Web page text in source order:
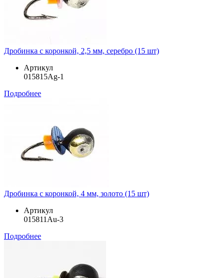
Дробинка с коронкой, 2,5 мм, серебро (15 шт)
Артикул
015815Ag-1
Подробнее
Дробинка с коронкой, 4 мм, золото (15 шт)
Артикул
015811Au-3
Подробнее